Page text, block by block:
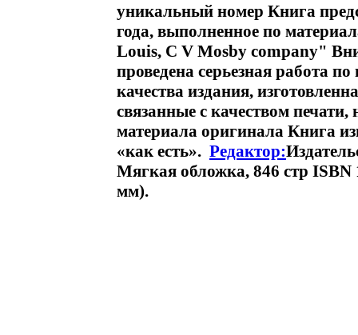
уникальный номер Книга
года, выполненное по
Louis, C V Mosby company"
проведена серьезная работа
качества издания,
связанные с качеством
материала оригинала Книга
«как есть». Редактор:
Мягкая обложка, 846 стр
мм).